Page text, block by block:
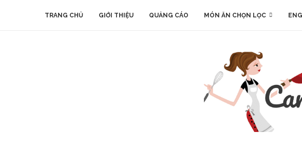
TRANG CHỦ GIỚI THIỆU QUẢNG CÁO MÓN ĂN CHỌN LỌC